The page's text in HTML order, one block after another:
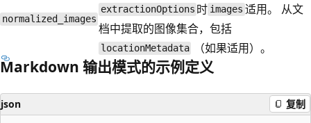
normalized_images
extractionOptions 时 images 适用。 从文
档中提取的图像集合，包括
locationMetadata （如果适用）。
Markdown 输出模式的示例定义
json 复制